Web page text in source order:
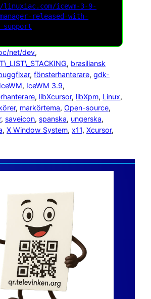
icewm-3-9-
released-with-
support
net/dev
, brasiliansk
, fönsterhanterare, gdk-
IceWM, IceWM 3.9
, libXcursor, libXpm, Linux
, markörtema, Open-source
, saveicon, spanska, ungerska
, X Window System, x11, Xcursor